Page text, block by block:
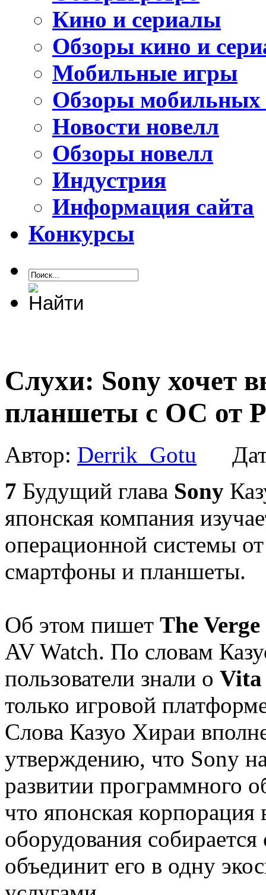
Кино и сериалы
Обзоры кино и
Мобильные игры
Обзоры мобильных
Новости новелл
Обзоры новелл
Индустрия
Информация сайта
Конкурсы
Слухи: Sony хочет
планшеты с ОС от
Автор: Derrik_Gotu
7 Будущий глава Sony
японская компания
операционной системы
смартфоны и планшеты.
Об этом пишет The Verge
AV Watch. По словам
пользователи знали о Vita
только игровой
Слова Казуо Хираи
утверждению, что Sony
развитии программного
что японская корпорация
оборудования
объединит его в одну